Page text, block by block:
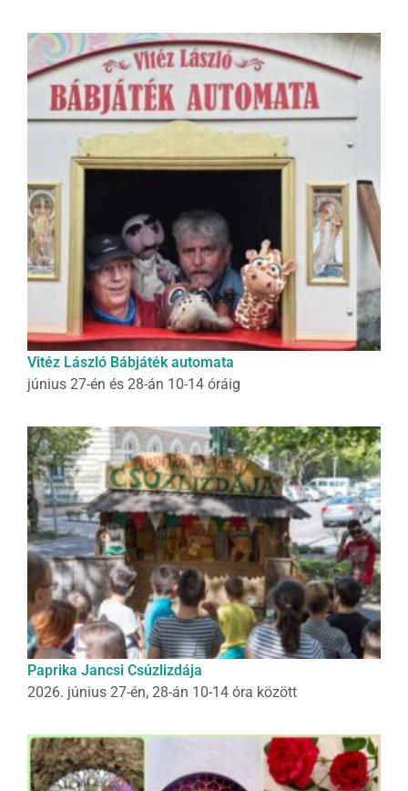
Vitéz László Bábjáték automata
június 27-én és 28-án 10-14 óráig
Paprika Jancsi Csúzlizdája
2026. június 27-én, 28-án 10-14 óra között